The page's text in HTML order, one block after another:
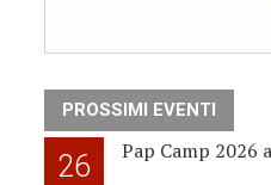
PROSSIMI EVENTI
26 Pap Camp 2026